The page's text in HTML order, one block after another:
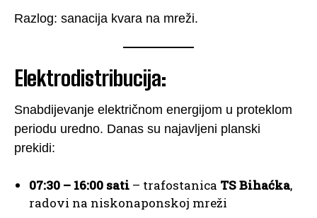
Razlog: sanacija kvara na mreži.
Elektrodistribucija:
Snabdijevanje električnom energijom u proteklom
periodu uredno. Danas su najavljeni planski
prekidi:
07:30 – 16:00 sati – trafostanica TS Bihaćka,
radovi na niskonaponskoj mreži